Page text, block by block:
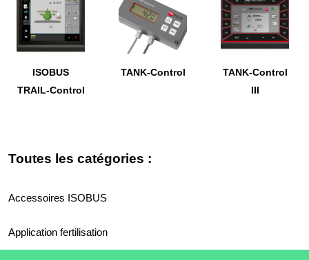
ISOBUS
TRAIL-Control
TANK-Control
TANK-Control
Toutes les catégories :
Accessoires ISOBUS
Application fertilisation